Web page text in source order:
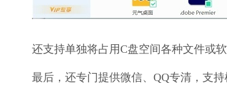
还支持单独将占用C盘空间各种文件或
最后，还专门提供微信、QQ专清，支